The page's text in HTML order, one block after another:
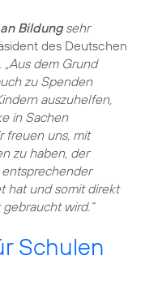
Bildungsehr
des Deutschen
„Aus dem Grund
zu Spenden
auszuhelfen,
in Sachen
freuen uns, mit
zu haben, der
hat und somit direkt
wird.“
Schulen